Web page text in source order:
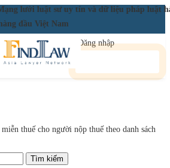
lưới luật sư uy tín và dữ liệu pháp luật
đầu Việt Nam
Đăng nhập
thuế cho người nộp thuế theo danh sách
Tìm kiếm